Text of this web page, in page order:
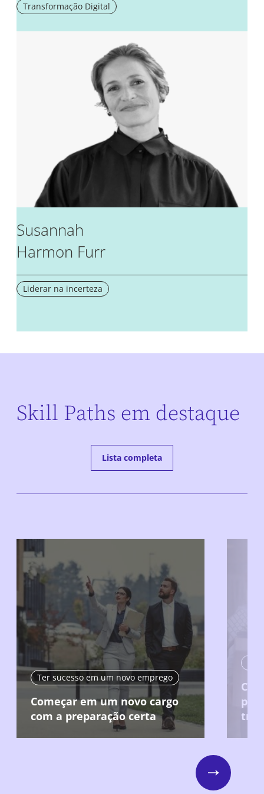
Transformação Digital
Susannah
Harmon Furr
Liderar na incerteza
Skill Paths em destaque
Lista completa
Ter sucesso em um novo emprego
Começar em um novo cargo
com a preparação certa
Next